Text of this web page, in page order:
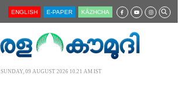
ENGLISH E-PAPER KĀZHCHA
SUNDAY, 09 AUGUST 2026 10.21 AM IST